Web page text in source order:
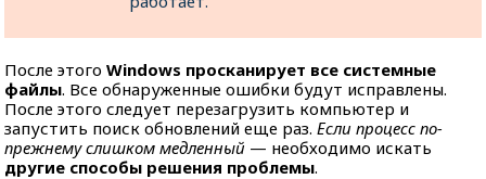
После этогоWindows просканирует все системные
файлы. Все обнаруженные ошибки будут исправлены.
После этого следует перезагрузить компьютер и
запустить поиск обновлений еще раз.Если процесс по-
прежнему слишком медленный — необходимо искать
другие способы решения проблемы.